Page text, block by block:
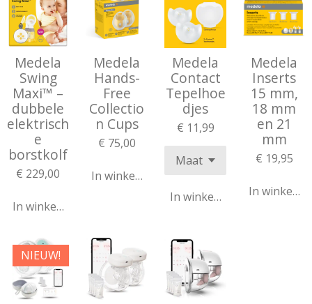
Medela
Swing
Maxi™ –
dubbele
elektrisch
e
borstkolf
€ 229,00
In winkelwagen
Medela
Hands-
Free
Collectio
n Cups
€ 75,00
In winkelwagen
Medela
Contact
Tepelhoe
djes
€ 11,99
In winkelwagen
Medela
Inserts
15 mm,
18 mm
en 21
mm
€ 19,95
In
NIEUW!